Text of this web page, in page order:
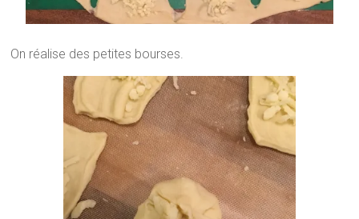
On réalise des petites bourses.